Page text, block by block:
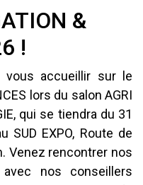
&
!
accueillir sur le
lors du salon AGRI
qui se tiendra du 31
SUD EXPO, Route de
Venez rencontrer nos
nos conseillers